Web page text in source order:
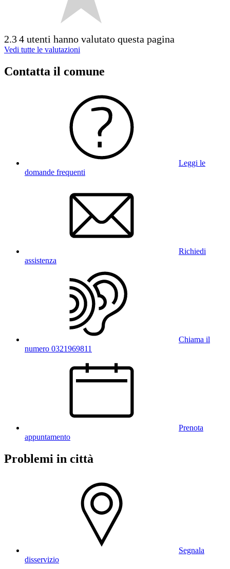
2.34 utenti hanno valutato questa pagina
Vedi tutte le valutazioni
Contatta il comune
Leggi le
domande frequenti
Richiedi
assistenza
Chiama il
numero 0321969811
Prenota
appuntamento
Problemi in città
Segnala
disservizio